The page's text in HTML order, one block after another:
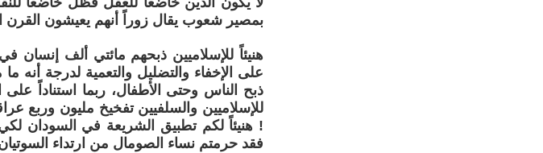
بمصير شعوب يقال زوراً أنهم يعيشون القرن
هنيئاً للإسلاميين ذبحهم مائتي ألف إنسان
على الإخفاء والتضليل والتعمية لدرجة
ذبح الناس وحتى الأطفال، ربما استناداً على
للإسلاميين والسلفيين تفخيخ مليون وربع
! هنيئاً لكم تطبيق الشريعة في السودان
فقد حرمتم نساء الصومال من ارتداء